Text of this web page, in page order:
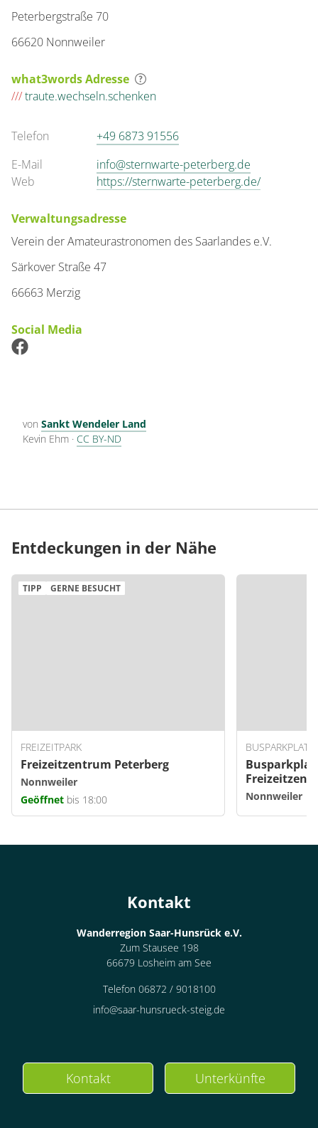
Peterbergstraße 70
66620 Nonnweiler
what3words Adresse
///traute.wechseln.schenken
Telefon
+49 6873 91556
E-Mail
info@sternwarte-peterberg.de
Web
https://sternwarte-peterberg.de/
Verwaltungsadresse
Verein der Amateurastronomen des Saarlandes e.V.
Särkover Straße 47
66663 Merzig
Social Media
von Sankt Wendeler Land
Kevin Ehm · CC BY-ND
Entdeckungen in der Nähe
TIPP GERNE BESUCHT
FREIZEITPARK
Freizeitzentrum Peterberg
Nonnweiler
Geöffnet bis 18:00
BUSPARKPLATZ
Nonnweiler
Kontakt
Wanderregion Saar-Hunsrück e.V.
Zum Stausee 198
66679 Losheim am See
Telefon 06872 / 9018100
info@saar-hunsrueck-steig.de
Kontakt Unterkünfte